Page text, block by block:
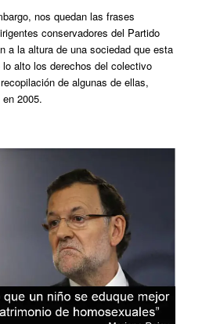
nos quedan las frases
conservadores del Partido
a la altura de una sociedad que esta
alto los derechos del colectivo
de algunas de ellas,
2005.